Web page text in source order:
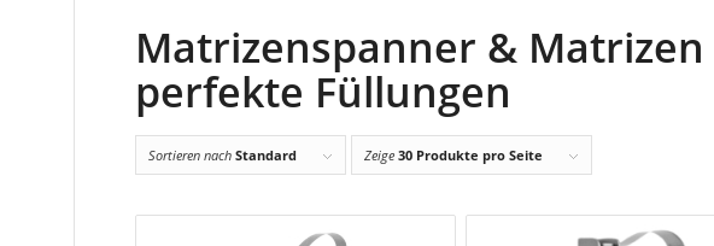
Matrizenspanner &
perfekte Füllungen
Sortieren nachStandard Zeige30 Produkte pro Seite